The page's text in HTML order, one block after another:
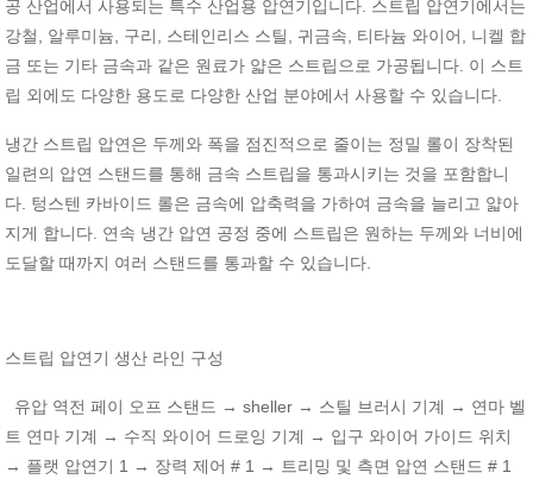
공 산업에서 사용되는 특수 산업용 압연기입니다 스트립 압연기에서는
강철
알루미늄 구리 스테인리스 스틸 귀금속 티타늄 와이어 니켈 합
금 또는 기타 금속과 같은 원료가 얇은 스트립으로 가공됩니다 이
스트
립 외에도 다양한 용도로 다양한 산업 분야에서 사용할 수 있습니다
냉간 스트립 압연은 두께와 폭을 점진적으로 줄이는 정밀 롤이
장착된
일련의 압연 스탠드를 통해 금속 스트립을 통과시키는 것을 포함합니
다 텅스텐 카바이드 롤은 금속에 압축력을 가하여 금속을 늘리고 얇아
지게
합니다 연속 냉간 압연 공정 중에 스트립은 원하는 두께와 너비에
도달할 때까지 여러 스탠드를 통과할 수 있습니다
스트립 압연기 생산 라인 구성
유압 역전 페이 오프 스탠드 → sheller → 스틸 브러시 기계 → 연마 벨
트 연마 기계 → 수직 와이어 드로잉 기계 → 입구 와이어 가이드 위치
→ 플랫 압연기 1 → 장력 제어 # 1 → 트리밍 및 측면 압연 스탠드 # 1